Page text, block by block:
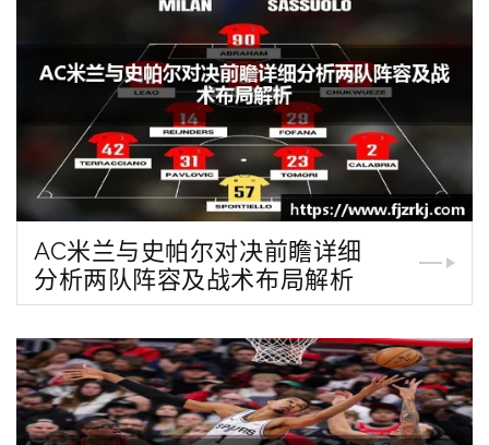
AC米兰与史帕尔对决前瞻详细
分析两队阵容及战术布局解析